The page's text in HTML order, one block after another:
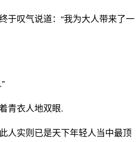
于叹气说道：“我为大人带来了一
青衣人地双眼.
人实则已是天下年轻人当中最顶